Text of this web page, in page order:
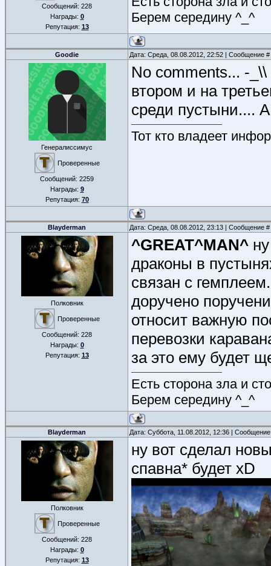
Сообщений: 228
Награды: 0
Репутация: 13
Берем середину ^_^
Goodie Дата: Среда, 08.08.2012, 22:52 | Сообщение #
Генералиссимус
Проверенные
Сообщений: 2259
Награды: 9
Репутация: 70
No comments... -_\\
втором и на
среди пустыни....
Тот кто владеет
Blayderman Дата: Среда, 08.08.2012, 23:13 | Сообщение #
Полковник
Проверенные
Сообщений: 228
Награды: 0
Репутация: 13
^GREAT^MAN^
драконы в
связан с
доручено
относит важную
перевозки
за это ему будет
Есть сторона зла и
Берем середину ^_^
Blayderman Дата: Суббота, 11.08.2012, 12:36 |
Полковник
Проверенные
Сообщений: 228
Награды: 0
Репутация: 13
ну вот сделал
спавна* будет xD